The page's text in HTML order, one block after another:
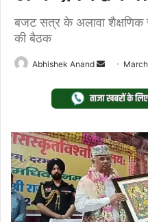
बजट सत्र के अलावा
की बैठक
Abhishek Anand
Send
email